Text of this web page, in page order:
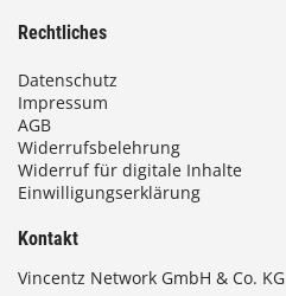
Rechtliches
Datenschutz
Impressum
AGB
Widerrufsbelehrung
Widerruf für digitale Inhalte
Einwilligungserklärung
Kontakt
Vincentz Network GmbH & Co. KG